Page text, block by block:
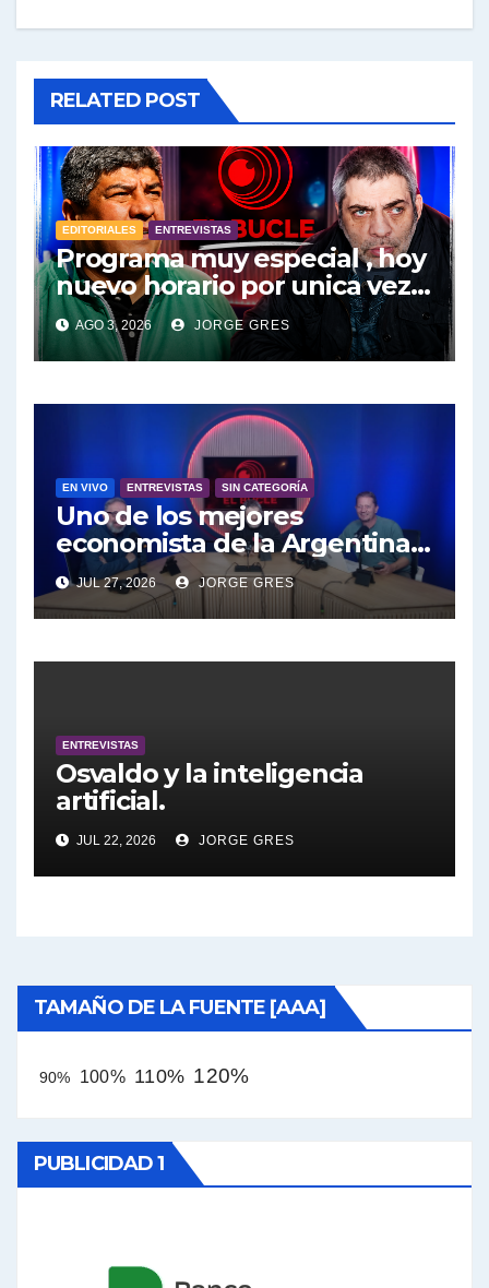
RELATED POST
EDITORIALES ENTREVISTAS
Programa muy especial , hoy
nuevo horario por unica vez .
Pablo Moyano en vivo sobran
las palabras, te esperamos
en el Bucle 10:30 3/8/2026
AGO 3, 2026 JORGE GRES
EN VIVO ENTREVISTAS SIN CATEGORÍA
Uno de los mejores
economista de la Argentina
engalana a el Bucle; Gustavo
Marangoni en vivo hoy
27/7/2026 a las 16:30, no te lo
JUL 27, 2026 JORGE GRES
ENTREVISTAS
Osvaldo y la inteligencia
artificial.
JUL 22, 2026 JORGE GRES
TAMAÑO DE LA FUENTE [AAA]
90% 100% 110% 120%
PUBLICIDAD 1